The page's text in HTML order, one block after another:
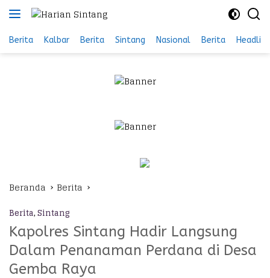
Langsung
ke
konten
Berita Kalbar Berita Sintang Nasional Berita Headline
Beranda Berita
Berita,Sintang
Kapolres Sintang Hadir Langsung
Dalam Penanaman Perdana di Desa
Gemba Raya